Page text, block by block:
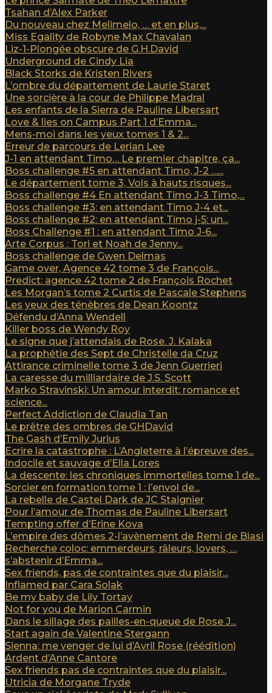
Tsahan d’Alex Parker
Du nouveau chez Melimelo, … et en plus,...
Miss Egality de Robyne Max Chavalan
Liz-1-Plongée obscure de G.H.David
Underground de Cindy Lia
Black Storks de Kristen Rivers
L’ombre du département de Laurie Staret
Une sorcière à la cour de Philippe Madral
Les enfants de la Sierra de Pauline Libersart
Love & lies on Campus Part 1 d’Emma...
Mens-moi dans les yeux tomes 1 & 2...
Erreur de parcours de Lerian Lee
J-1 en attendant Timo… Le premier chapitre, ça...
Boss challenge #5 en attendant Timo, J-2 …...
Le département tome 3, Vols à hauts risques...
Boss challenge #4 En attendant Timo J-3 Timo,...
Boss challenge #3: en attendant Timo J-4 et...
Boss challenge #2: en attendant Timo j-5: un...
Boss Challenge #1 : en attendant Timo J-6...
Arte Corpus : Tori et Noah de Jenny...
Boss challenge de Gwen Delmas
Game over, Agence 42 tome 3 de François...
Predict: agence 42 tome 2 de François Rochet
Les Morgan’s tome 2 Curtis de Pascale Stephens
Les yeux des ténèbres de Dean Koontz
Défendu d’Anna Wendell
Killer boss de Wendy Roy
Le signe que j’attendais de Rose. J. Kalaka
La prophétie des Sept de Christelle da Cruz
Attirance criminelle tome 3 de Jenn Guerrieri
La caresse du milliardaire de J.S. Scott
Marko Stravinski: Un amour interdit: romance et
science...
Perfect Addiction de Claudia Tan
Le prêtre des ombres de GHDavid
The Gash d’Emily Jurius
Ecrire la catastrophe : L’Angleterre à l’épreuve des...
Indocile et sauvage d’Ella Lores
La descente: les chroniques immortelles tome 1 de...
Sorcier en formation tome 1 : l’envol de...
La rebelle de Castel Dark de JC Staignier
Pour l’amour de Thomas de Pauline Libersart
Tempting offer d’Erine Kova
L’empire des dômes 2-l’avènement de Remi de Biasi
Recherche coloc: emmerdeurs, râleurs, lovers, …
s’abstenir d’Emma...
Sex friends, pas de contraintes que du plaisir...
Inflamed par Cara Solak
Be my baby de Lily Tortay
Not for you de Marion Carmin
Dans le sillage des pailles-en-queue de Rose J...
Start again de Valentine Stergann
Sienna: me venger de lui d’Avril Rose (réédition)
Ardent d’Anne Cantore
Sex friends pas de contraintes que du plaisir...
Utricia de Morgane Tryde